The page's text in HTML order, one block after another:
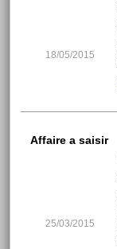
18/05/2015
Affaire a saisir
25/03/2015